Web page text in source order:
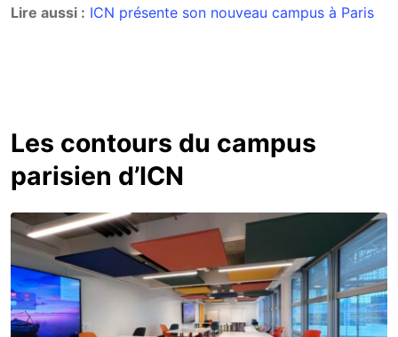
Lire aussi : ICN présente son nouveau campus à Paris
Les contours du campus
parisien d’ICN